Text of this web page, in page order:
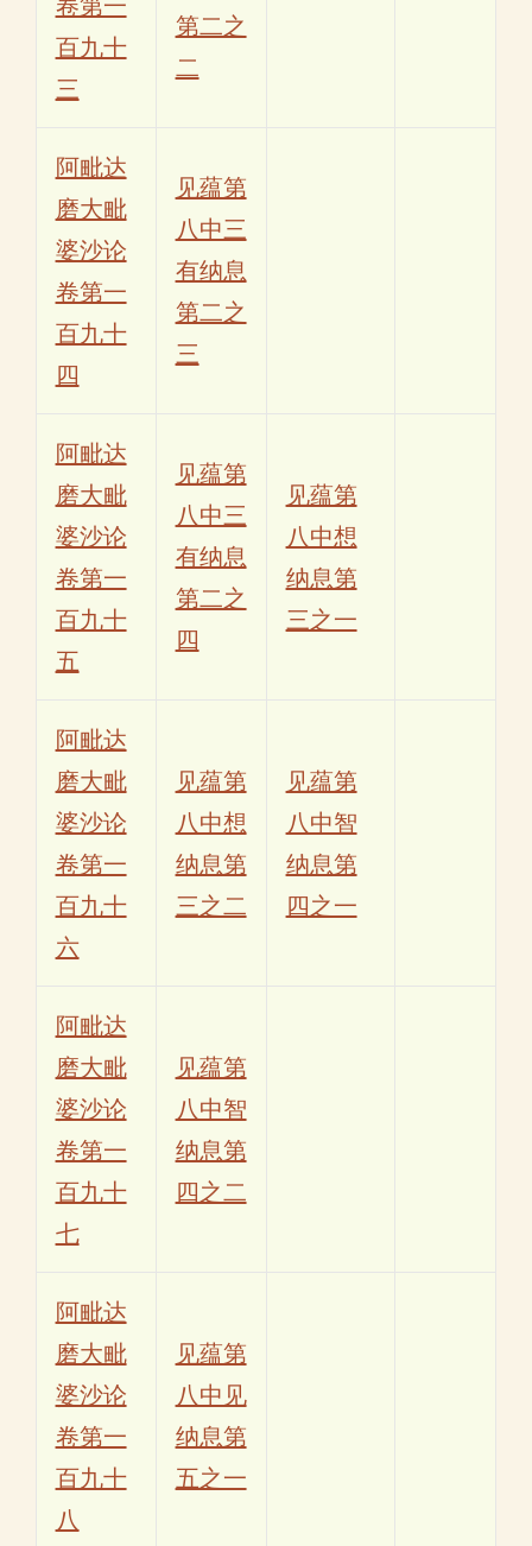
百九十
三
第二之
二
阿毗达
磨大毗
婆沙论
卷第一
百九十
四
见蕴第
八中三
有纳息
第二之
三
阿毗达
磨大毗
婆沙论
卷第一
百九十
五
见蕴第
八中三
有纳息
第二之
四
见蕴第
八中想
纳息第
三之一
阿毗达
磨大毗
婆沙论
卷第一
百九十
六
见蕴第
八中想
纳息第
三之二
见蕴第
八中智
纳息第
四之一
阿毗达
磨大毗
婆沙论
卷第一
百九十
七
见蕴第
八中智
纳息第
四之二
阿毗达
磨大毗
婆沙论
卷第一
百九十
八
见蕴第
八中见
纳息第
五之一